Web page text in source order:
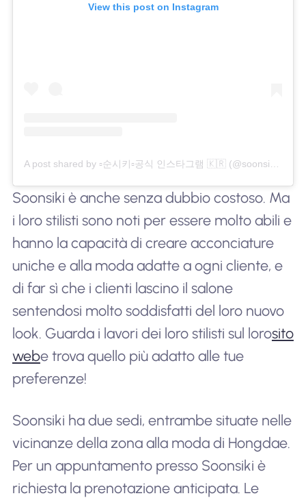
View this post on Instagram
Soonsiki è anche senza dubbio costoso. Ma
i loro stilisti sono noti per essere molto abili e
hanno la capacità di creare acconciature
uniche e alla moda adatte a ogni cliente, e
di far sì che i clienti lascino il salone
sentendosi molto soddisfatti del loro nuovo
look. Guarda i lavori dei loro stilisti sul lorosito
webe trova quello più adatto alle tue
preferenze!
Soonsiki ha due sedi, entrambe situate nelle
vicinanze della zona alla moda di Hongdae.
Per un appuntamento presso Soonsiki è
richiesta la prenotazione anticipata. Le